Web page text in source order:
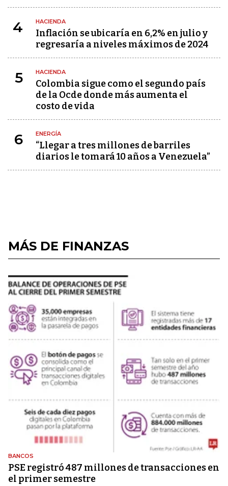
4 HACIENDA
Inflación se ubicaría en 6,2% en julio y
regresaría a niveles máximos de 2024
5 HACIENDA
Colombia sigue como el segundo país
de la Ocde donde más aumenta el
costo de vida
6 ENERGÍA
“Llegar a tres millones de barriles
diarios le tomará 10 años a Venezuela”
MÁS DE FINANZAS
BANCOS
PSE registró 487 millones de transacciones en
el primer semestre